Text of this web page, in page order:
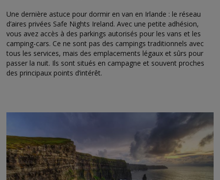
Une dernière astuce pour dormir en van en Irlande : le réseau
d’aires privées Safe Nights Ireland. Avec une petite adhésion,
vous avez accès à des parkings autorisés pour les vans et les
camping-cars. Ce ne sont pas des campings traditionnels avec
tous les services, mais des emplacements légaux et sûrs pour
passer la nuit. Ils sont situés en campagne et souvent proches
des principaux points d’intérêt.